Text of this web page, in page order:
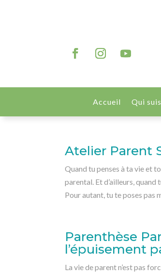
Accueil Qui
Atelier Parent
Quand tu penses à ta vie et
parental. Et d’ailleurs,
Pour autant, tu te poses pas
Parenthèse
l’épuisement
La vie de parent n’est pas